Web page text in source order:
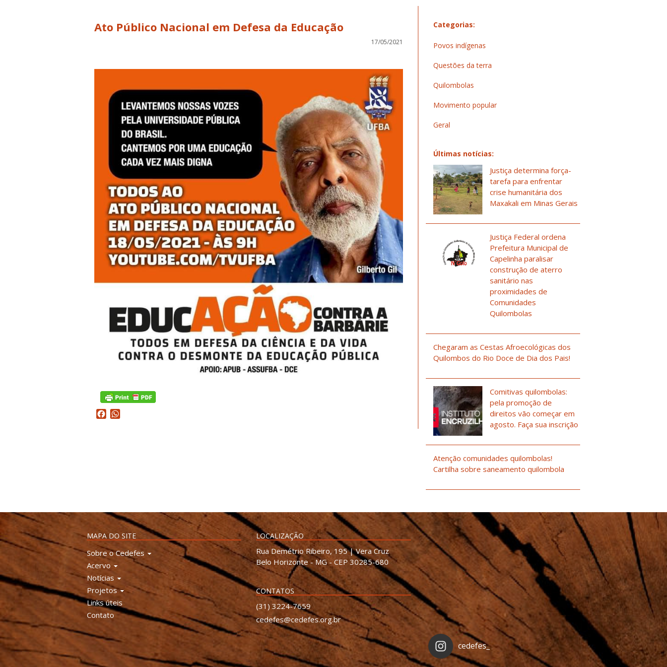
Ato Público Nacional em Defesa da Educação
17/05/2021
Facebook
Categorias:
Povos indígenas
Questões da terra
Quilombolas
Movimento popular
Geral
Últimas notícias:
Justiça determina força-
tarefa para enfrentar
crise humanitária dos
Maxakali em Minas Gerais
Justiça Federal ordena
Prefeitura Municipal de
Capelinha paralisar
construção de aterro
sanitário nas
proximidades de
Comunidades
Quilombolas
Chegaram as Cestas Afroecológicas dos
Quilombos do Rio Doce de Dia dos Pais!
Comitivas quilombolas:
pela promoção de
direitos vão começar em
agosto. Faça sua inscrição
Atenção comunidades quilombolas!
Cartilha sobre saneamento quilombola
MAPA DO SITE
Sobre o Cedefes
Acervo
Notícias
Projetos
Links úteis
Contato
LOCALIZAÇÃO
Rua Demétrio Ribeiro, 195 | Vera Cruz
Belo Horizonte - MG - CEP 30285-680
CONTATOS
(31) 3224-7659
cedefes@cedefes.org.br
cedefes_